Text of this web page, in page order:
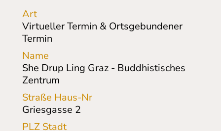
Art
Virtueller Termin & Ortsgebundener
Termin
Name
She Drup Ling Graz - Buddhistisches
Zentrum
Straße Haus-Nr
Griesgasse 2
PLZ Stadt